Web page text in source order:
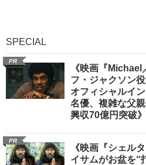
SPECIAL
PR
《映画『
フ・ジャクソン
オフィシャルイ
名優、複雑な父
興収70億円突破》
PR
《映画『シェル
イサムがお盆を“